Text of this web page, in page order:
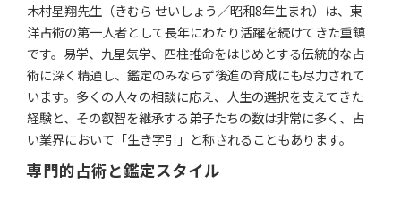
木村星翔先生（きむら せいしょう／昭和8年生まれ）は、東
洋占術の第一人者として長年にわたり活躍を続けてきた重鎮
です。易学、九星気学、四柱推命をはじめとする伝統的な占
術に深く精通し、鑑定のみならず後進の育成にも尽力されて
います。多くの人々の相談に応え、人生の選択を支えてきた
経験と、その叡智を継承する弟子たちの数は非常に多く、占
い業界において「生き字引」と称されることもあります。
専門的占術と鑑定スタイル